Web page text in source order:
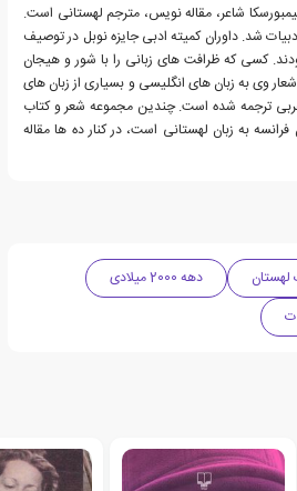
شاعر، مقاله نویس، مترجم لهستانی است.
نوبل ادبیات شد. داوران کمیته ادبی جایزه نوبل در توصیف
کسی که ظرافت های زبانی را با شور و هیجان
وی به زبان های انگلیسی و بسیاری از زبان های
ترجمه شده است. چندین مجموعه شعر و کتاب
به زبان لهستانی است، در کنار ده ها مقاله
لهستان
دهه 2000 میلادی